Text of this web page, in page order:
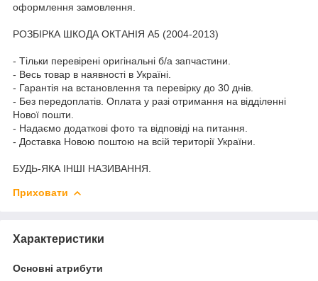
оформлення замовлення.
РОЗБІРКА ШКОДА ОКТАНІЯ A5 (2004-2013)
- Тільки перевірені оригінальні б/а запчастини.
- Весь товар в наявності в Україні.
- Гарантія на встановлення та перевірку до 30 днів.
- Без передоплатів. Оплата у разі отримання на відділенні
Нової пошти.
- Надаємо додаткові фото та відповіді на питання.
- Доставка Новою поштою на всій території України.
БУДЬ-ЯКА ІНШІ НАЗИВАННЯ.
Приховати
Характеристики
Основні атрибути